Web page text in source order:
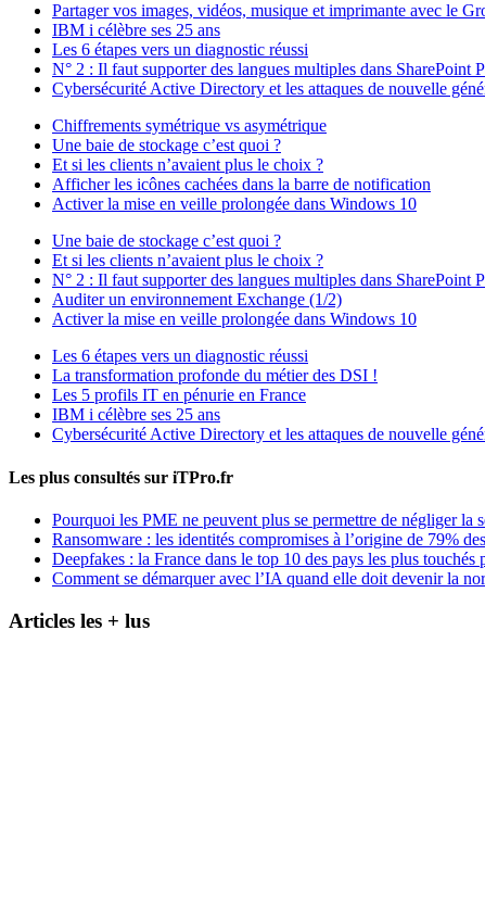
Partager vos images, vidéos, musique et imprimante avec le
IBM i célèbre ses 25 ans
Les 6 étapes vers un diagnostic réussi
N° 2 : Il faut supporter des langues multiples dans SharePoint
Cybersécurité Active Directory et les attaques de nouvelle
Chiffrements symétrique vs asymétrique
Une baie de stockage c’est quoi ?
Et si les clients n’avaient plus le choix ?
Afficher les icônes cachées dans la barre de notification
Activer la mise en veille prolongée dans Windows 10
Une baie de stockage c’est quoi ?
Et si les clients n’avaient plus le choix ?
N° 2 : Il faut supporter des langues multiples dans SharePoint
Auditer un environnement Exchange (1/2)
Activer la mise en veille prolongée dans Windows 10
Les 6 étapes vers un diagnostic réussi
La transformation profonde du métier des DSI !
Les 5 profils IT en pénurie en France
IBM i célèbre ses 25 ans
Cybersécurité Active Directory et les attaques de nouvelle
Les plus consultés sur iTPro.fr
Pourquoi les PME ne peuvent plus se permettre de négliger la
Ransomware : les identités compromises à l’origine de 79%
Deepfakes : la France dans le top 10 des pays les plus touchés
Comment se démarquer avec l’IA quand elle doit devenir la
Articles les + lus